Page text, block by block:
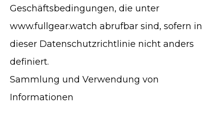
Geschäftsbedingungen, die unter
www.fullgear.watch abrufbar sind, sofern in
dieser Datenschutzrichtlinie nicht anders
definiert.
Sammlung und Verwendung von
Informationen